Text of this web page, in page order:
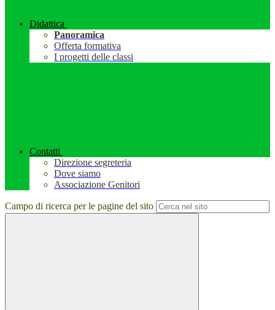
Didattica
Panoramica
Offerta formativa
I progetti delle classi
Contatti
Direzione segreteria
Dove siamo
Associazione Genitori
Campo di ricerca per le pagine del sito